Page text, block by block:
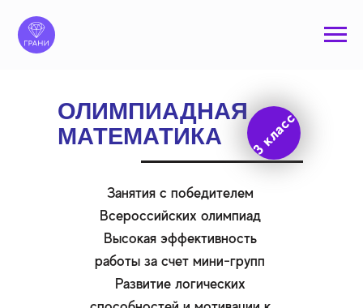
Занятия с победителем
Всероссийских олимпиад
Высокая эффективность
работы за счет мини-групп
Развитие логических
ОЛИМПИАДНАЯ
МАТЕМАТИКА
3 класс